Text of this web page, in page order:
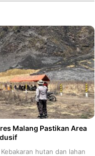
Malang Pastikan Area
Kebakaran hutan dan lahan